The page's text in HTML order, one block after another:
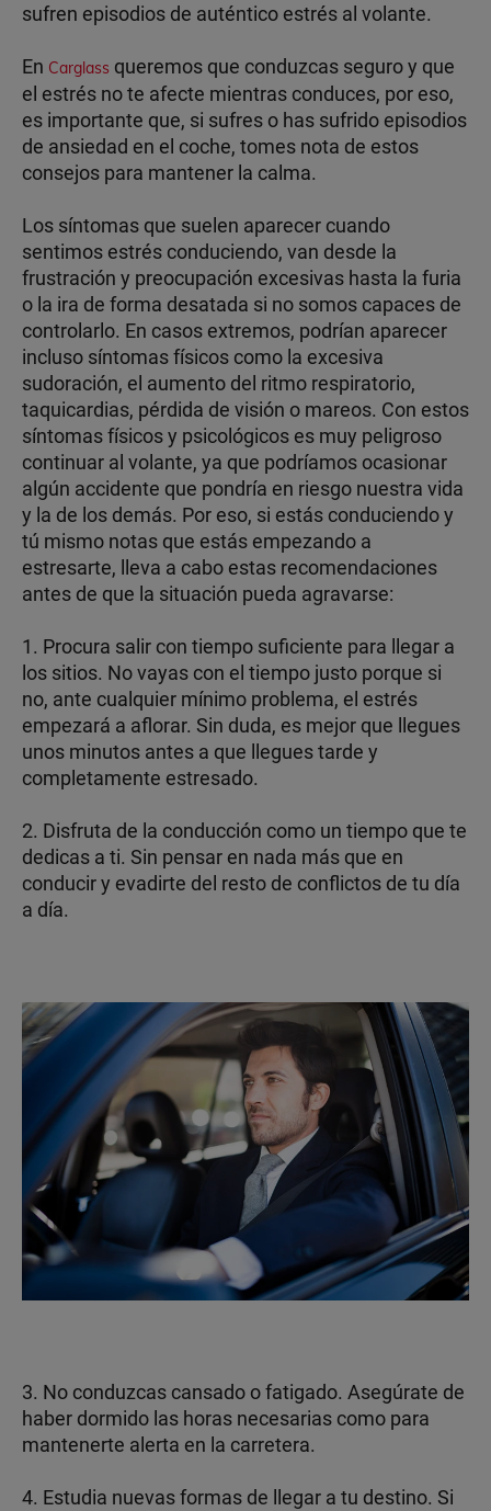
sufren episodios de auténtico estrés al volante.
En Carglass queremos que conduzcas seguro y que
el estrés no te afecte mientras conduces, por eso,
es importante que, si sufres o has sufrido episodios
de ansiedad en el coche, tomes nota de estos
consejos para mantener la calma.
Los síntomas que suelen aparecer cuando
sentimos estrés conduciendo, van desde la
frustración y preocupación excesivas hasta la furia
o la ira de forma desatada si no somos capaces de
controlarlo. En casos extremos, podrían aparecer
incluso síntomas físicos como la excesiva
sudoración, el aumento del ritmo respiratorio,
taquicardias, pérdida de visión o mareos. Con estos
síntomas físicos y psicológicos es muy peligroso
continuar al volante, ya que podríamos ocasionar
algún accidente que pondría en riesgo nuestra vida
y la de los demás. Por eso, si estás conduciendo y
tú mismo notas que estás empezando a
estresarte, lleva a cabo estas recomendaciones
antes de que la situación pueda agravarse:
1. Procura salir con tiempo suficiente para llegar a
los sitios. No vayas con el tiempo justo porque si
no, ante cualquier mínimo problema, el estrés
empezará a aflorar. Sin duda, es mejor que llegues
unos minutos antes a que llegues tarde y
completamente estresado.
2. Disfruta de la conducción como un tiempo que te
dedicas a ti. Sin pensar en nada más que en
conducir y evadirte del resto de conflictos de tu día
a día.
3. No conduzcas cansado o fatigado. Asegúrate de
haber dormido las horas necesarias como para
mantenerte alerta en la carretera.
4. Estudia nuevas formas de llegar a tu destino. Si